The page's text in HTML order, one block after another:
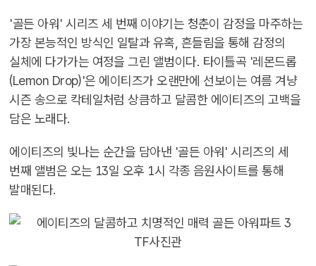
'골든 아워' 시리즈 세 번째 이야기는 청춘이 감정을 마주하는
가장 본능적인 방식인 일탈과 유혹, 흔들림을 통해 감정의
실체에 다가가는 여정을 그린 앨범이다. 타이틀곡 '레몬드롭
(Lemon Drop)'은 에이티즈가 오랜만에 선보이는 여름 겨냥
시즌 송으로 칵테일처럼 상큼하고 달콤한 에이티즈의 고백을
담은 노래다.
에이티즈의 빛나는 순간을 담아낸 '골든 아워' 시리즈의 세
번째 앨범은 오는 13일 오후 1시 각종 음원사이트를 통해
발매된다.